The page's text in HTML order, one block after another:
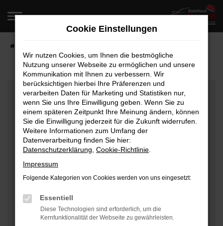
Zum
springen
Fehler: Network Error
Beim Laden ist ein Fehler aufgetreten.
Hier sind ein paar Tipps, die dir helfen können:
Überprüfe deine Firewall und deine
Internetverbindung.
Laden andere Webseiten, zum Beispiel deine
Manche Erweiterungen, wie Werbeblocker, können
das Laden bestimmter Seiten verhindern.
Funktioniert die Seite in einem anderen Browser
Cookie Einstellungen
Wir nutzen Cookies, um Ihnen die bestmögliche
Nutzung unserer Webseite zu ermöglichen und unsere
Kommunikation mit Ihnen zu verbessern. Wir
berücksichtigen hierbei Ihre Präferenzen und
verarbeiten Daten für Marketing und Statistiken nur,
wenn Sie uns Ihre Einwilligung geben. Wenn Sie zu
einem späteren Zeitpunkt Ihre Meinung ändern, können
Sie die Einwilligung jederzeit für die Zukunft widerrufen.
Weitere Informationen zum Umfang der
Datenverarbeitung finden Sie hier:
Datenschutzerklärung Cookie-Richtlinie
Impressum
Folgende Kategorien von Cookies werden von uns eingesetzt:
Essentiell
Diese Technologien sind erforderlich, um die
Kernfunktionalität der Webseite zu gewährleisten.